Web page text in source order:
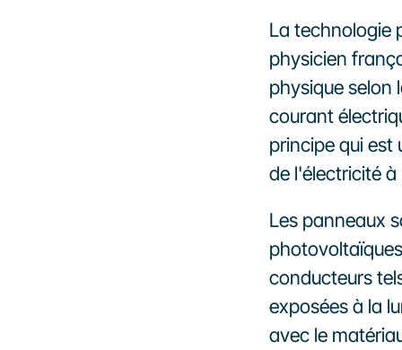
La technologie
physicien
physique selon
courant
principe qui est
de l'électricité
Les panneaux
conducteurs
exposées à la
avec le